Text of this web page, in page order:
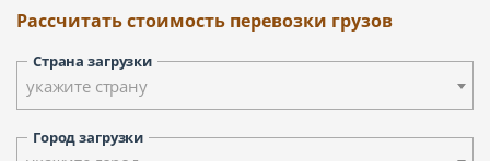
Рассчитать стоимость перевозки грузов
Страна загрузки
укажите страну
Город загрузки